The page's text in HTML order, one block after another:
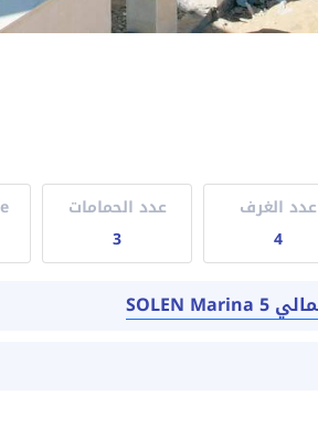
عدد الغرف
4
عدد الحمامات
3